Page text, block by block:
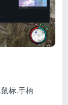
标.手柄